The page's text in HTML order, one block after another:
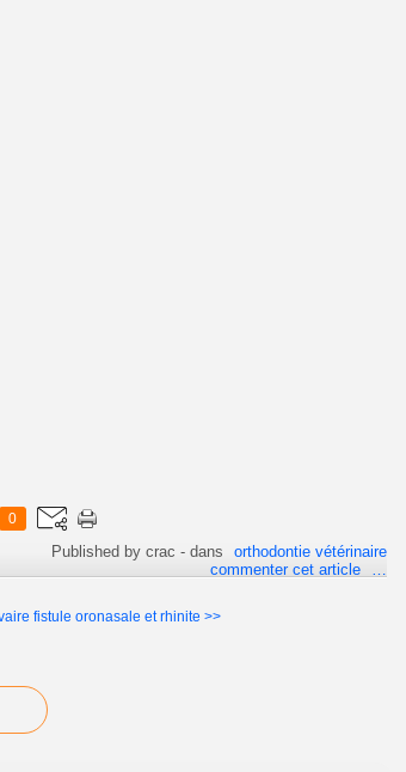
0
Published by crac -dans
orthodontie vétérinaire
commenter cet article
fistule oronasale et rhinite >>